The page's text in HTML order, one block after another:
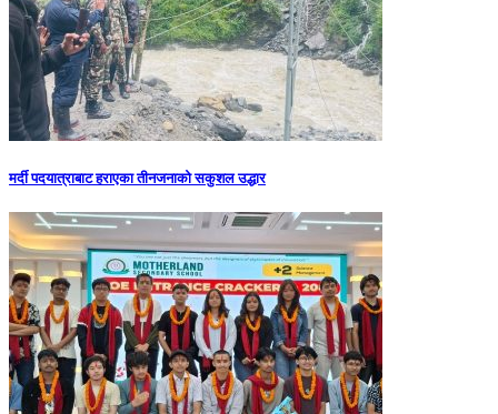
मर्दी पदयात्राबाट हराएका तीनजनाको सकुशल उद्धार